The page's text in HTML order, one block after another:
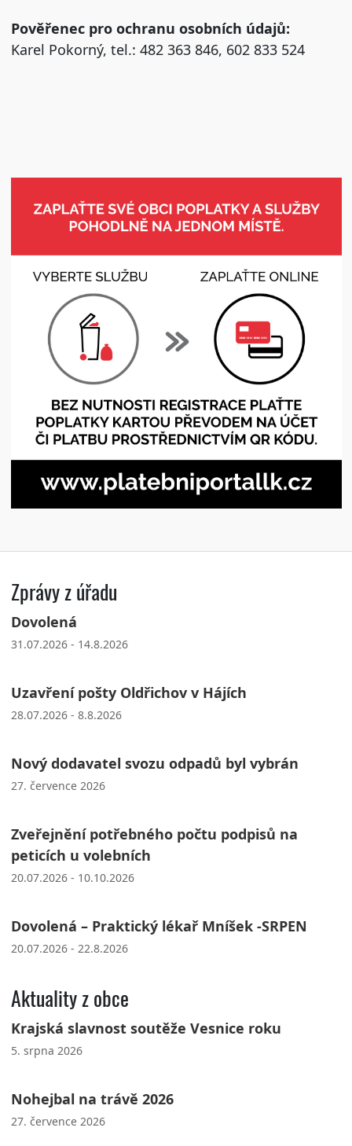
Pověřenec pro ochranu osobních údajů:
Karel Pokorný, tel.: 482 363 846, 602 833 524
Zprávy z úřadu
Dovolená
31.07.2026 - 14.8.2026
Uzavření pošty Oldřichov v Hájích
28.07.2026 - 8.8.2026
Nový dodavatel svozu odpadů byl vybrán
27. července 2026
Zveřejnění potřebného počtu podpisů na
peticích u volebních
20.07.2026 - 10.10.2026
Dovolená – Praktický lékař Mníšek -SRPEN
20.07.2026 - 22.8.2026
Aktuality z obce
Krajská slavnost soutěže Vesnice roku
5. srpna 2026
Nohejbal na trávě 2026
27. července 2026